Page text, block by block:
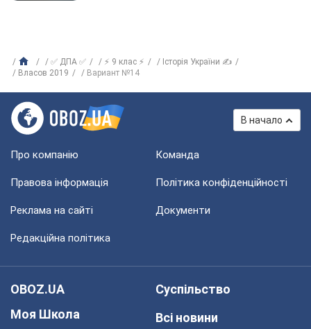
✅ ДПА ✅ ⚡ 9 клас ⚡
Історія України ✍
Власов 2019
Вариант №14
В начало
Про компанію Команда
Правова інформація Політика конфіденційності
Реклама на сайті Документи
Редакційна політика
OBOZ.UA
Моя Школа
Суспільство
Всі новини